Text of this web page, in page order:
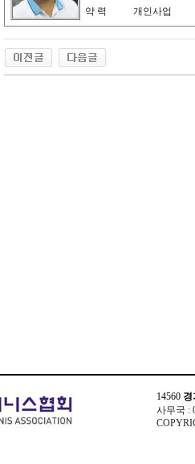
약 력 개인사업
14560 경
사무국 :